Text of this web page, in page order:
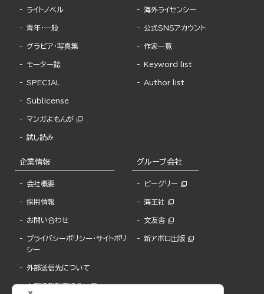
ライトノベル
青年・一般
グラビア・写真集
モーター誌
SPECIAL
Sublicense
マンガよもんが
試し読み
海外ライセンシー
公式SNSアカウント
作家一覧
Keyword list
Author list
企業情報
会社概要
採用情報
お問い合わせ
プライバシーポリシー・サイトポリ
シー
外部送信先について
内部通報制度について
グループ会社
ビーグリー
海王社
文友舎
新アポロ出版